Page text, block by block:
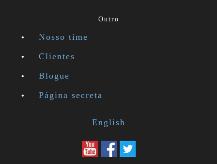
Outro
Nosso time
Clientes
Blogue
Página secreta
English